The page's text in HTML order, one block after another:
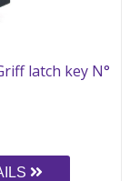
latch key N°